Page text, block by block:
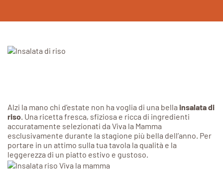
Alzi la mano chi d’estate non ha voglia di una bella insalata di
riso. Una ricetta fresca, sfiziosa e ricca di ingredienti
accuratamente selezionati da Viva la Mamma
esclusivamente durante la stagione più bella dell’anno. Per
portare in un attimo sulla tua tavola la qualità e la
leggerezza di un piatto estivo e gustoso.